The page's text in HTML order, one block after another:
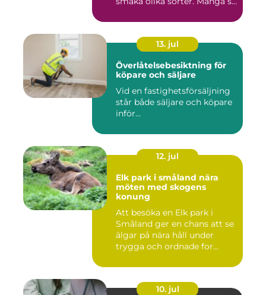
13. jul
Överlåtelsebesiktning för
köpare och säljare
Vid en fastighetsförsäljning
står både säljare och köpare
inför...
12. jul
Elk park i småland nära
möten med skogens
konung
Att besöka en Elk park i
Småland ger en chans att se
älgar på nära håll under
trygga och ordnade for...
10. jul